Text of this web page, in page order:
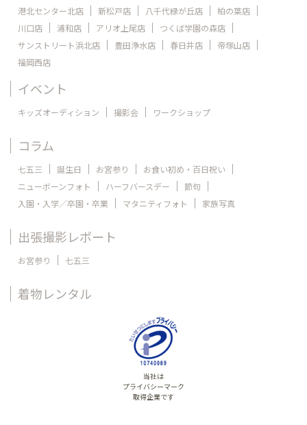
港北センター北店
新松戸店 八千代緑が丘店
柏の葉店
川口店
浦和店 アリオ上尾店
つくば学園の森店
サンストリート浜北店
豊田浄水店 春日井店
帝塚山店
福岡西店
イベント
キッズオーディション 撮影会 ワークショップ
コラム
七五三 誕生日 お宮参り
お食い初め・百日祝い
ニューボーンフォト
ハーフバースデー
節句
入園・入学／卒園・卒業
マタニティフォト 家族写真
出張撮影レポート
お宮参り 七五三
着物レンタル
当社は
プライバシーマーク
取得企業です